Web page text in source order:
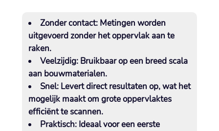
Zonder contact:Metingen worden
uitgevoerd zonder het oppervlak aan te
raken.​
Veelzijdig:Bruikbaar op een breed scala
aan bouwmaterialen.​
Snel:Levert direct resultaten op, wat het
mogelijk maakt om grote oppervlaktes
efficiënt te scannen.​
Praktisch:Ideaal voor een eerste